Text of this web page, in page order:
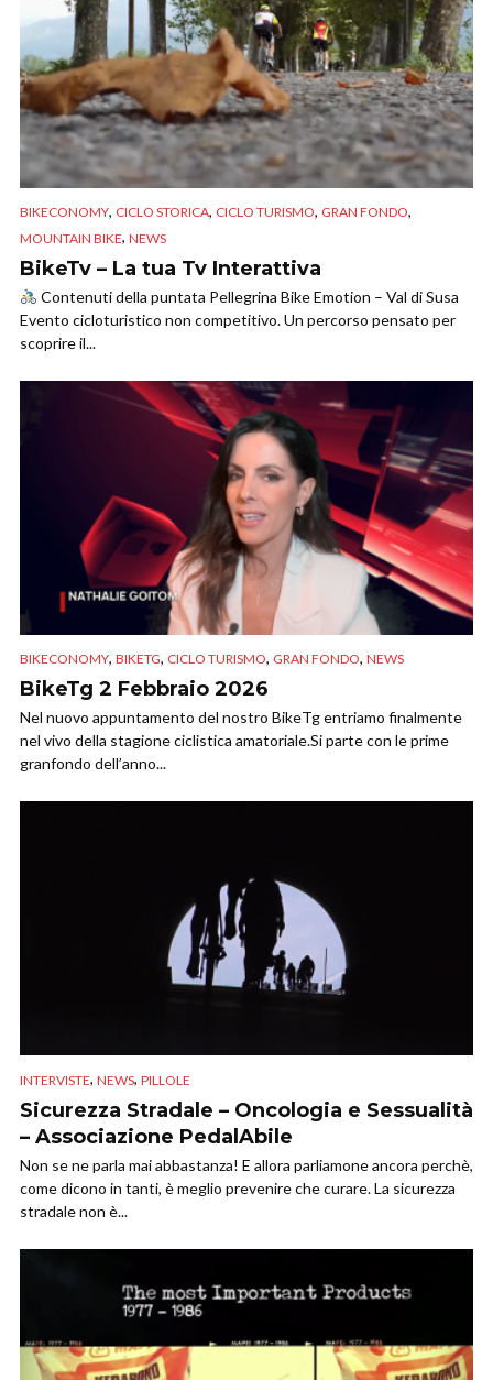
BIKECONOMY, CICLO STORICA, CICLO TURISMO, GRAN FONDO,
MOUNTAIN BIKE, NEWS
BikeTv – La tua Tv Interattiva
Contenuti della puntata Pellegrina Bike Emotion – Val di Susa
Evento cicloturistico non competitivo. Un percorso pensato per
scoprire il...
BIKECONOMY, BIKETG, CICLO TURISMO, GRAN FONDO, NEWS
BikeTg 2 Febbraio 2026
Nel nuovo appuntamento del nostro BikeTg entriamo finalmente
nel vivo della stagione ciclistica amatoriale.Si parte con le prime
granfondo dell’anno...
INTERVISTE, NEWS, PILLOLE
Sicurezza Stradale – Oncologia e Sessualità
– Associazione PedalAbile
Non se ne parla mai abbastanza! E allora parliamone ancora perchè,
come dicono in tanti, è meglio prevenire che curare. La sicurezza
stradale non è...